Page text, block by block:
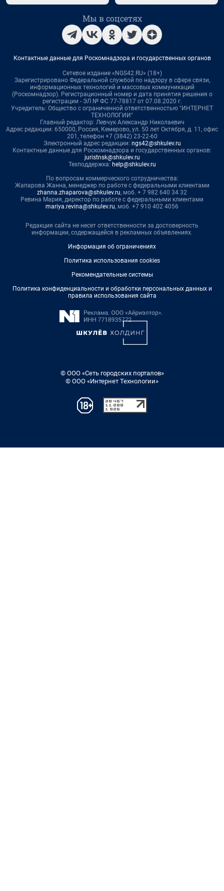
Мы в соцсетях
Контактные данные для Роскомнадзора и государственных органов
Сетевое издание «NGS42.RU» (18+)
Зарегистрировано Федеральной службой по надзору в сфере связи,
информационных технологий и массовых коммуникаций
(Роскомнадзор). Регистрационный номер и дата принятия решения о
регистрации - ЭЛ № ФС 77-78817 от 07.08.2020 г.
Учредитель: Общество с ограниченной ответственностью "ИНТЕРНЕТ
ТЕХНОЛОГИИ"
Главный редактор: Левчук Александр Николаевич
Адрес редакции: 650000, Россия, Кемерово, ул. 50 лет Октября, д. 11, офис
201, телефон +7 (3842) 23-22-60
Электронный адрес редакции: ngs42@shkulev.ru
Контактные данные для Роскомнадзора и государственных органов:
juristnsk@shkulev.ru
Техподдержка: help@shkulev.ru
По вопросам коммерческого сотрудничества:
Жапарова Жанна, менеджер по работе с федеральными клиентами
zhanna.zhaparova@shkulev.ru, моб. + 7 982 640 34 32
Ревина Мария, директор по работе с федеральными клиентами
mariya.revina@shkulev.ru, моб. +7 910 402 4056
Редакция сайта не несет ответственности за достоверность
информации, содержащейся в рекламных объявлениях.
Информация об ограничениях
Политика использования cookies
Рекомендательные системы
Политика конфиденциальности и обработки персональных данных и
правила использования сайта
© ООО «Сеть городских порталов»
© ООО «Интернет Технологии»